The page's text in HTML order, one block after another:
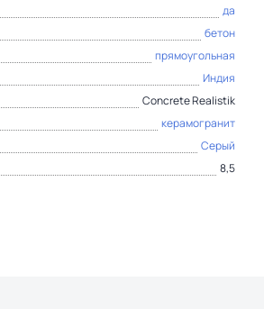
да
бетон
прямоугольная
Индия
Concrete Realistik
керамогранит
Серый
8,5